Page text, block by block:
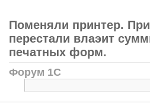
Поменяли принтер.
перестали влаэит
печатных форм.
Форум 1С